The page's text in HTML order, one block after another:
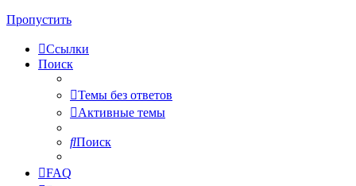
Пропустить
Ссылки
Поиск
Темы без ответов
Активные темы
Поиск
FAQ